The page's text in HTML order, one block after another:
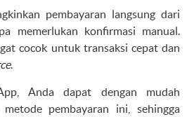
pembayaran langsung dari
memerlukan konfirmasi manual.
cocok untuk transaksi cepat dan
.
Anda dapat dengan mudah
metode pembayaran ini, sehingga